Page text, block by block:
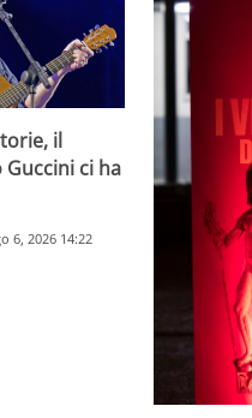
il
Guccini ci ha
6, 2026 14:22